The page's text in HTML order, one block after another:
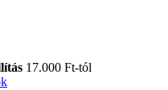
17.000 Ft-tól